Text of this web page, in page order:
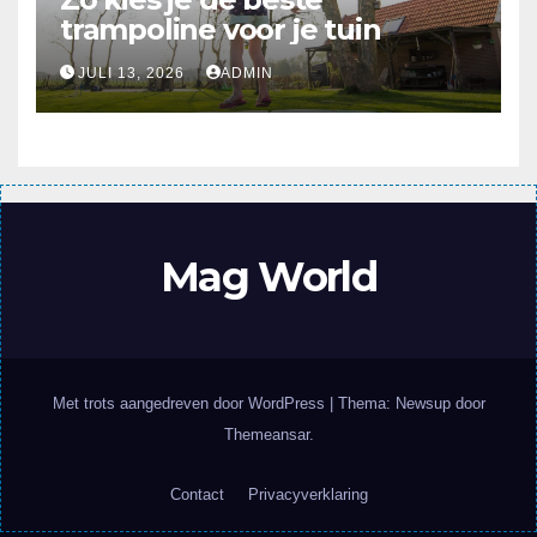
trampoline voor je tuin
JULI 13, 2026 ADMIN
Mag World
Met trots aangedreven door WordPress
Thema: Newsup door
Themeansar.
Contact Privacyverklaring